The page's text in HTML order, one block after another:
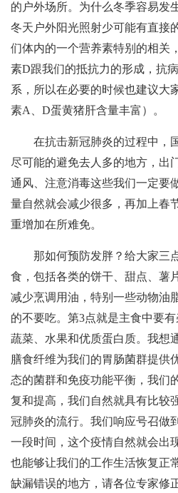
的户外场所。为什么冬季容易发
冬天户外阳光照射少可能有直接
们体内的一个营养素特别的相关
素D跟我们的抵抗力的形成，抗
系，所以在必要的时候也建议大
素A、D蛋黄猪肝含量丰富）。
在抗击新冠肺炎的过程中，
尽可能的避免去人多的地方，出
通风、注意消毒这些我们一定要
量自然就会减少很多，再加上春
重增加在所难免。
那如何预防发胖？给大家三
食，包括各类的饼干、甜点、薯
减少烹调用油，特别一些动物油
的不要吃。第3点就是主食中要
蔬菜、水果和优质蛋白质。我想
膳食纤维为我们的胃肠菌群提供
态的菌群和免疫功能平衡，我们
复和提高，我们自然就具有比较
冠肺炎的流行。我们响应号召做
一段时间，这个疫情自然就会出
也能够让我们的工作生活恢复正
缺漏错误的地方，请各位专家修